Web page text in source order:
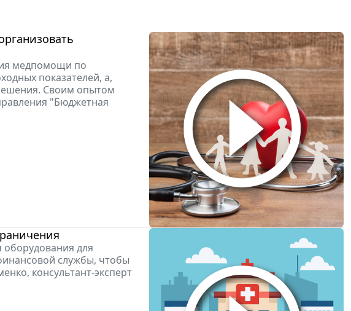
медпомощи по
показателей, а,
Своим опытом
"Бюджетная
для
службы, чтобы
консультант-эксперт